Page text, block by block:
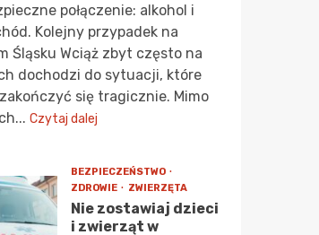
połączenie: alkohol i
Kolejny przypadek na
Śląsku Wciąż zbyt często na
dochodzi do sytuacji, które
się tragicznie. Mimo
Czytaj dalej
BEZPIECZEŃSTWO
ZDROWIE
ZWIERZĘTA
Nie zostawiaj dzieci
i zwierząt w